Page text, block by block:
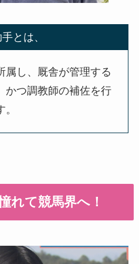
とは、
属し、厩舎が管理する
かつ調教師の補佐を行
れて競馬界へ！